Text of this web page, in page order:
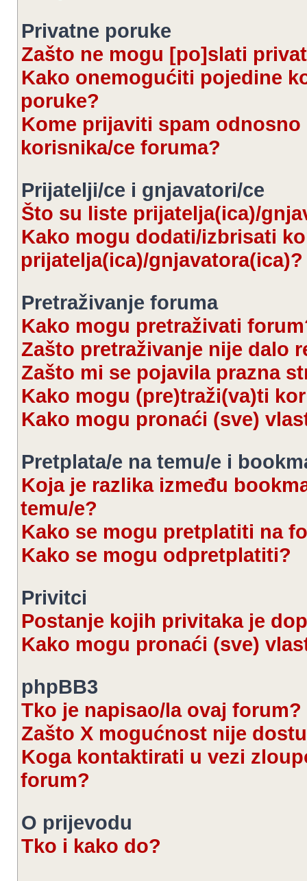
Privatne poruke
Zašto ne mogu [po]slati
Kako onemogućiti pojedine
poruke?
Kome prijaviti spam
korisnika/ce foruma?
Prijatelji/ce i gnjavatori/ce
Što su liste prijatelja(ica)/
Kako mogu dodati/izbrisati
prijatelja(ica)/gnjavatora(ica)?
Pretraživanje foruma
Kako mogu pretraživati
Zašto pretraživanje nije dalo
Zašto mi se pojavila prazna
Kako mogu (pre)traži(va)ti
Kako mogu pronaći (sve)
Pretplata/e na temu/e i
Koja je razlika između
temu/e?
Kako se mogu pretplatiti na
Kako se mogu odpretplatiti?
Privitci
Postanje kojih privitaka je
Kako mogu pronaći (sve)
phpBB3
Tko je napisao/la ovaj forum?
Zašto X mogućnost nije
Koga kontaktirati u vezi
forum?
O prijevodu
Tko i kako do?